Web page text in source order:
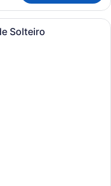
d’hôtel avec deux
Solteiro